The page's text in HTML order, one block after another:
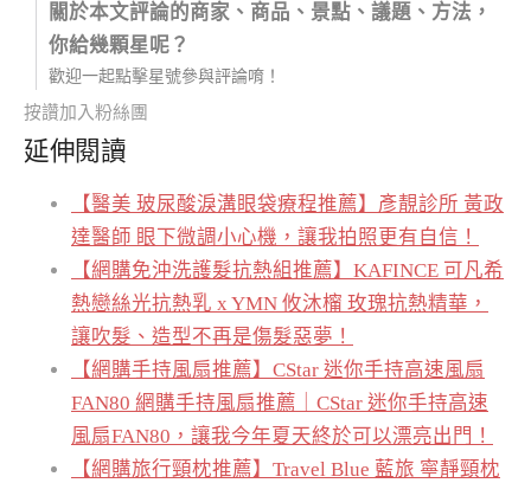
關於本文評論的商家、商品、景點、議題、方法，
你給幾顆星呢？
歡迎一起點擊星號參與評論唷！
按讚加入粉絲團
延伸閱讀
【醫美 玻尿酸淚溝眼袋療程推薦】彥靚診所 黃政
達醫師 眼下微調小心機，讓我拍照更有自信！
【網購免沖洗護髮抗熱組推薦】KAFINCE 可凡希
熱戀絲光抗熱乳 x YMN 攸沐橣 玫瑰抗熱精華，
讓吹髮、造型不再是傷髮惡夢！
【網購手持風扇推薦】CStar 迷你手持高速風扇
FAN80 網購手持風扇推薦｜CStar 迷你手持高速
風扇FAN80，讓我今年夏天終於可以漂亮出門！
【網購旅行頸枕推薦】Travel Blue 藍旅 寧靜頸枕